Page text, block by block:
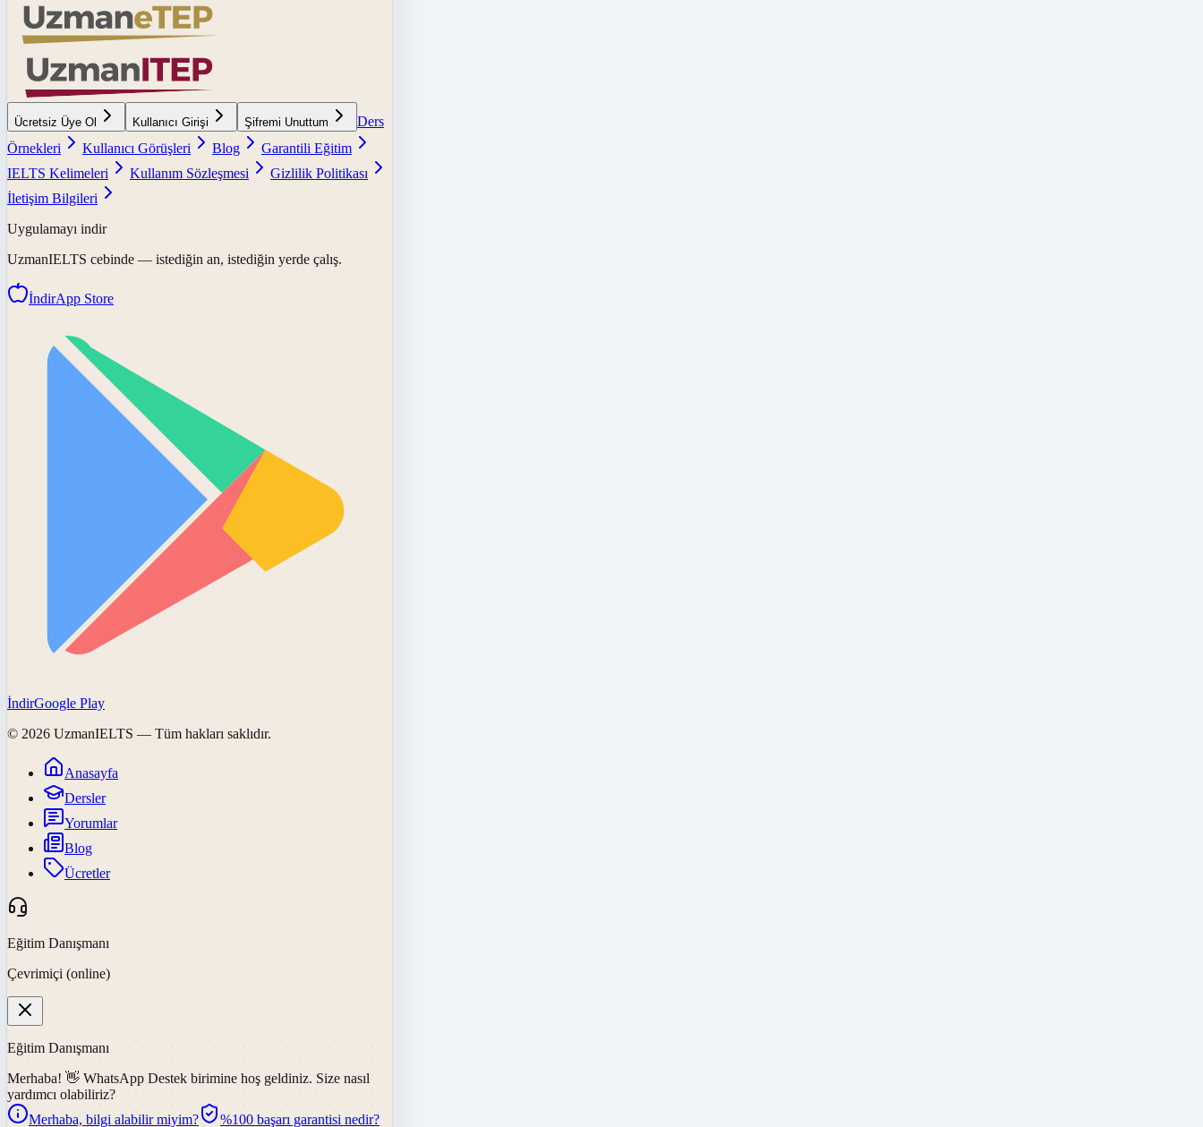
Ücretsiz Üye Ol Kullanıcı Girişi Şifremi Unuttum
Ders
Örnekleri
Kullanıcı Görüşleri Blog
Garantili Eğitim
IELTS Kelimeleri
Kullanım Sözleşmesi
Gizlilik Politikası
İletişim Bilgileri
Uygulamayı indir
UzmanIELTS cebinde — istediğin an, istediğin yerde çalış.
İndirApp Store
İndirGoogle Play
© 2026 UzmanIELTS — Tüm hakları saklıdır.
Anasayfa
Dersler
Yorumlar
Blog
Ücretler
Eğitim Danışmanı
Çevrimiçi (online)
Eğitim Danışmanı
Merhaba! 👋 WhatsApp Destek birimine hoş geldiniz. Size nasıl
yardımcı olabiliriz?
Merhaba, bilgi alabilir miyim?
%100 başarı garantisi nedir?